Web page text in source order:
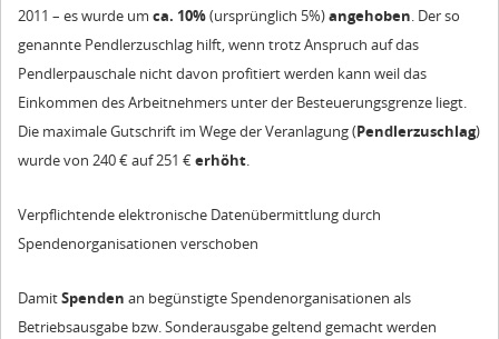
2011 – es wurde um ca. 10%(ursprünglich 5%)angehoben. Der so
genannte Pendlerzuschlag hilft, wenn trotz Anspruch auf das
Pendlerpauschale nicht davon profitiert werden kann weil das
Einkommen des Arbeitnehmers unter der Besteuerungsgrenze liegt.
Die maximale Gutschrift im Wege der Veranlagung (Pendlerzuschlag)
wurde von 240 € auf 251 €erhöht.
Verpflichtende elektronische Datenübermittlung durch
Spendenorganisationen verschoben
DamitSpenden an begünstigte Spendenorganisationen als
Betriebsausgabe bzw. Sonderausgabe geltend gemacht werden